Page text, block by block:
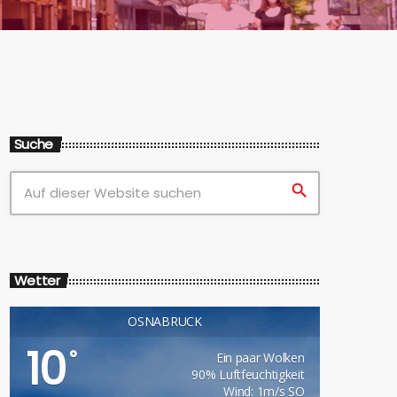
Suche
search
Wetter
OSNABRÜCK
10°
Ein paar Wolken
90% Luftfeuchtigkeit
Wind: 1m/s SO